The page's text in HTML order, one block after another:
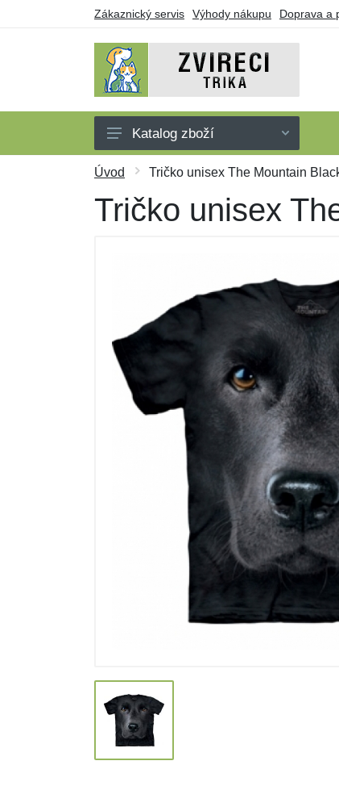
Zákaznický servis Výhody nákupu Doprava a
Trička
Tílka
Výprodej
Katalog zboží
Úvod Tričko unisex The Mountain
Tričko unisex